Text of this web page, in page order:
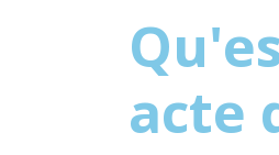
acte